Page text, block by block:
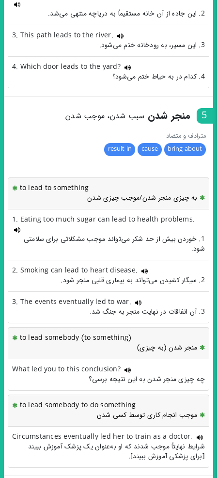
2. این جاده از آن خانه مستقیماً به دریاچه منتهی می‌شد.
3. This path leads to the river.
3. این مسیر، به رودخانه ختم می‌شود.
4. Which door leads to the yard?
4. کدام در به حیاط ختم می‌شود؟
5 منجر شدن سبب شدن، موجب شدن
مترادف و متضاد
bring about
cause
result in
to lead to something
به چیزی منجر شدن/موجب چیزی شدن
1. Eating too much sugar can lead to health problems.
1. خوردن بیش از حد شکر می‌تواند موجب مشکلاتی برای سلامتی
شود.
2. Smoking can lead to heart disease.
2. سیگار کشیدن می‌تواند به بیماری قلبی منجر شود.
3. The events eventually led to war.
3. آن اتفاقات در نهایت منجر به جنگ شد.
to lead somebody (to something)
منجر شدن (به چیزی)
What led you to this conclusion?
چه چیزی منجر شدن به این نتیجه برسی؟
to lead somebody to do something
موجب انجام کاری توسط کسی شدن
Circumstances eventually led her to train as a doctor.
شرایط نهایتاً موجب شدند که او به‌عنوان یک پزشک آموزش ببیند
[برای پزشکی آموزش ببیند].